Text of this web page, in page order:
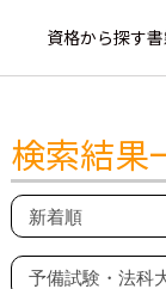
資格から探す
検索結果